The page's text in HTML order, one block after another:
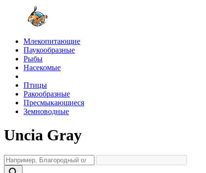
Млекопитающие
Паукообразные
Рыбы
Насекомые
Птицы
Ракообразные
Пресмыкающиеся
Земноводные
Uncia Gray